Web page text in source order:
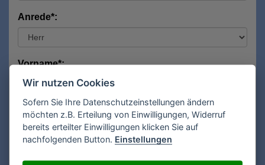
Anrede*:
Vorname*:
Nachname*:
Wir nutzen Cookies
Sofern Sie Ihre Datenschutzeinstellungen ändern
möchten z.B. Erteilung von Einwilligungen, Widerruf
bereits erteilter Einwilligungen klicken Sie auf
nachfolgenden Button. Einstellungen